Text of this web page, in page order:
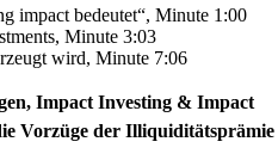
impact bedeutet“, Minute 1:00
Minute 3:03
wird, Minute 7:06
Impact Investing & Impact
Vorzüge der Illiquiditätsprämie